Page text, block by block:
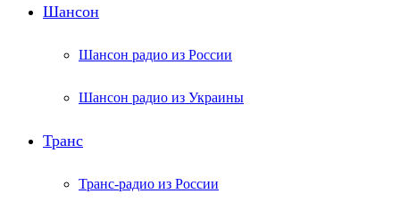
Шансон
Шансон радио из России
Шансон радио из Украины
Транс
Транс-радио из России